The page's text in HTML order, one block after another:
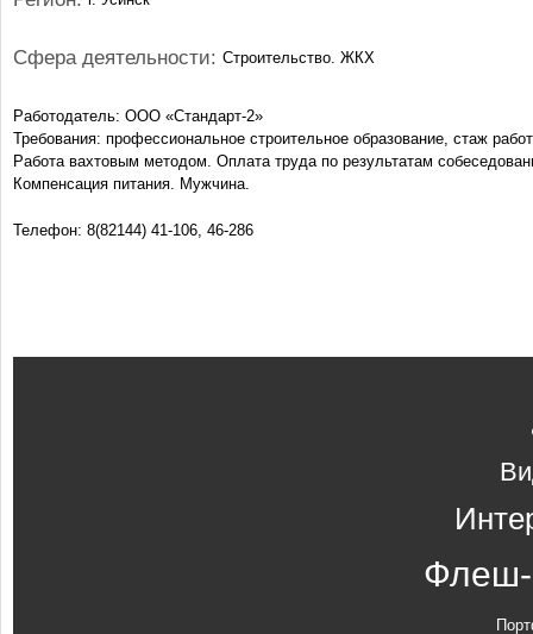
Сфера деятельности: Строительство. ЖКХ
Работодатель: ООО «Стандарт-2»
Требования: профессиональное строительное образование, стаж
Работа вахтовым методом. Оплата труда по результатам
Компенсация питания. Мужчина.
Телефон: 8(82144) 41-106, 46-286
Флеш-